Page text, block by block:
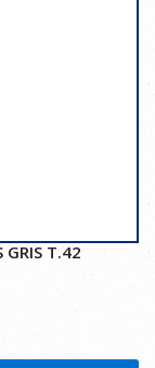
GRIS T.42